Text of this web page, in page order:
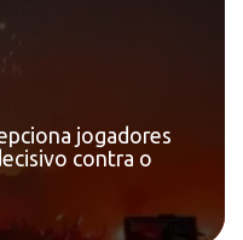
jogadores
contra o